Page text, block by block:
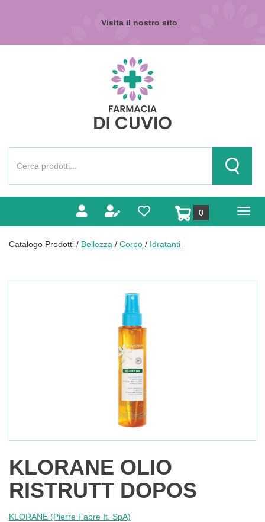
Visita il nostro sito
Prodotto
Cerca
0prodotti
inseriti
Catalogo Prodotti / Bellezza / Corpo / Idratanti
KLORANE OLIO
RISTRUTT DOPOS
KLORANE (Pierre Fabre It. SpA)